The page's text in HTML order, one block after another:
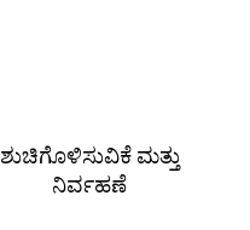
ಶುಚಿಗೊಳಿಸುವಿಕೆ ಮತ್ತು
ನಿರ್ವಹಣೆ